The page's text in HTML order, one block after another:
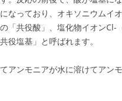
なっており、オキソニウムイ
「共役酸」、塩化物イオンCl-
役塩基」と呼ばれます。
アンモニアが水に溶けてアン